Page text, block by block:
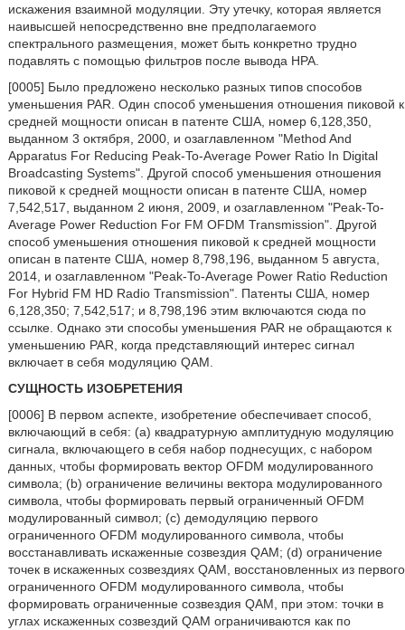
искажения взаимной модуляции. Эту утечку, которая является
наивысшей непосредственно вне предполагаемого
спектрального размещения, может быть конкретно трудно
подавлять с помощью фильтров после вывода HPA.
[0005] Было предложено несколько разных типов способов
уменьшения PAR. Один способ уменьшения отношения пиковой к
средней мощности описан в патенте США, номер 6,128,350,
выданном 3 октября, 2000, и озаглавленном "Method And
Apparatus For Reducing Peak-To-Average Power Ratio In Digital
Broadcasting Systems". Другой способ уменьшения отношения
пиковой к средней мощности описан в патенте США, номер
7,542,517, выданном 2 июня, 2009, и озаглавленном "Peak-To-
Average Power Reduction For FM OFDM Transmission". Другой
способ уменьшения отношения пиковой к средней мощности
описан в патенте США, номер 8,798,196, выданном 5 августа,
2014, и озаглавленном "Peak-To-Average Power Ratio Reduction
For Hybrid FM HD Radio Transmission". Патенты США, номер
6,128,350; 7,542,517; и 8,798,196 этим включаются сюда по
ссылке. Однако эти способы уменьшения PAR не обращаются к
уменьшению PAR, когда представляющий интерес сигнал
включает в себя модуляцию QAM.
СУЩНОСТЬ ИЗОБРЕТЕНИЯ
[0006] В первом аспекте, изобретение обеспечивает способ,
включающий в себя: (a) квадратурную амплитудную модуляцию
сигнала, включающего в себя набор поднесущих, с набором
данных, чтобы формировать вектор OFDM модулированного
символа; (b) ограничение величины вектора модулированного
символа, чтобы формировать первый ограниченный OFDM
модулированный символ; (c) демодуляцию первого
ограниченного OFDM модулированного символа, чтобы
восстанавливать искаженные созвездия QAM; (d) ограничение
точек в искаженных созвездиях QAM, восстановленных из первого
ограниченного OFDM модулированного символа, чтобы
формировать ограниченные созвездия QAM, при этом: точки в
углах искаженных созвездий QAM ограничиваются как по